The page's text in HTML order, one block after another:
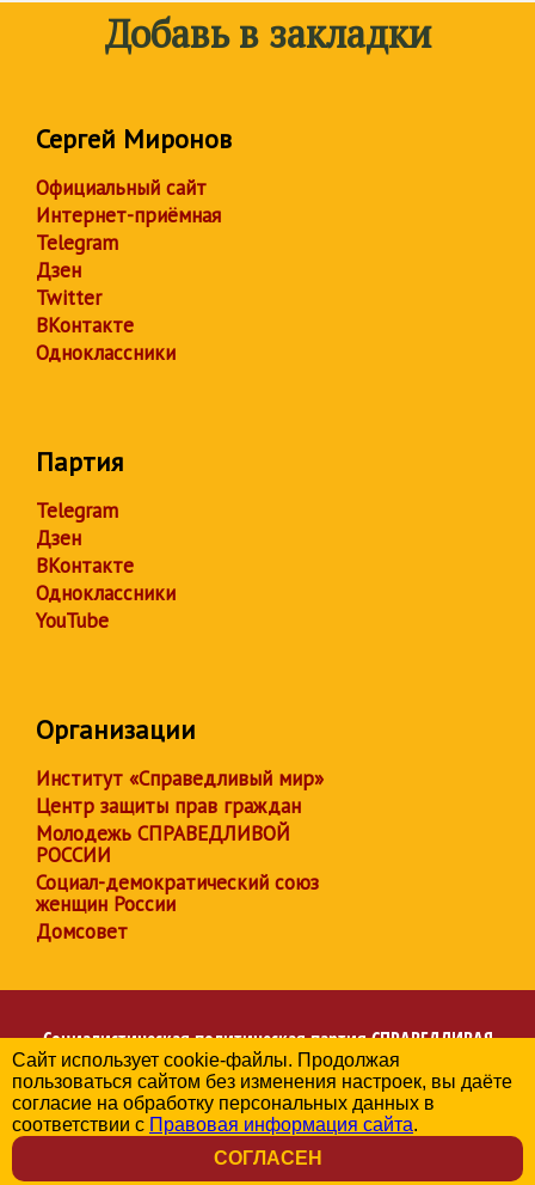
Добавь в закладки
Сергей Миронов
Официальный сайт
Интернет-приёмная
Telegram
Дзен
Twitter
ВКонтакте
Одноклассники
Партия
Telegram
Дзен
ВКонтакте
Одноклассники
YouTube
Организации
Институт «Справедливый мир»
Центр защиты прав граждан
Молодежь СПРАВЕДЛИВОЙ
РОССИИ
Социал-демократический союз
женщин России
Домсовет
Социалистическая политическая партияСПРАВЕДЛИВАЯ
РОССИЯ
Региональное отделение партии в Иркутской области
© 2006-2026
Политика в отношении обработки персональных данных
Сайт использует cookie-файлы. Продолжая
пользоваться сайтом без изменения настроек, вы даёте
согласие на обработку персональных данных в
соответствии с Правовая информация сайта.
СОГЛАСЕН